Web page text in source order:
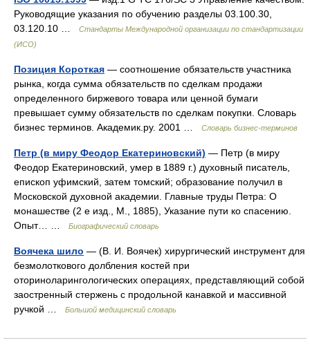
Руководящие указания по обучению разделы 03.100.30,
03.120.10 …
Стандарты Международной организации по стандартизации
(ИСО)
Позиция Короткая — соотношение обязательств участника
рынка, когда сумма обязательств по сделкам продажи
определенного биржевого товара или ценной бумаги
превышает сумму обязательств по сделкам покупки. Словарь
бизнес терминов. Академик.ру. 2001 …
Словарь бизнес-терминов
Петр (в миру Феодор Екатериновский) — Петр (в миру
Феодор Екатериновский, умер в 1889 г.) духовный писатель,
епископ уфимский, затем томский; образование получил в
Московской духовной академии. Главные труды Петра: О
монашестве (2 е изд., М., 1885), Указание пути ко спасению.
Опыт… …
Биографический словарь
Воячека шило — (В. И. Воячек) хирургический инструмент для
безмолоткового долбления костей при
оториноларингологических операциях, представляющий собой
заостренный стержень с продольной канавкой и массивной
ручкой …
Большой медицинский словарь